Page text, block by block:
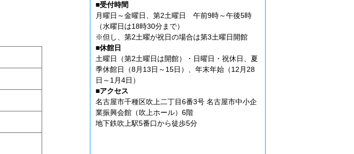
■受付時間
月曜日～金曜日、第2土曜日 午前9時～午後5時
（水曜日は18時30分まで）
※但し、第2土曜が祝日の場合は第3土曜日開館
■休館日
土曜日（第2土曜日は開館）・日曜日・祝休日、夏
季休館日（8月13日～15日）、年末年始（12月28
日～1月4日）
■アクセス
名古屋市千種区吹上二丁目6番3号 名古屋市中小企
業振興会館（吹上ホール）6階
地下鉄吹上駅5番口から徒歩5分